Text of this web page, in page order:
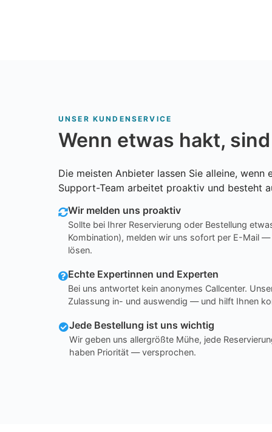
UNSER KUNDENSERVICE
Wenn etwas hakt,
Die meisten Anbieter lassen Sie alleine,
Support-Team arbeitet proaktiv und besteht
Wir melden uns proaktiv
Sollte bei Ihrer Reservierung oder Bestellung
Kombination), melden wir uns sofort per E-Mail
lösen.
Echte Expertinnen und Experten
Bei uns antwortet kein anonymes Callcenter.
Zulassung in- und auswendig — und hilft Ihnen
Jede Bestellung ist uns wichtig
Wir geben uns allergrößte Mühe, jede
haben Priorität — versprochen.